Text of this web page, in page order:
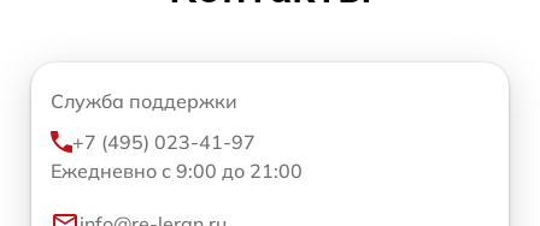
Служба поддержки
+7 (495) 023-41-97
Ежедневно с 9:00 до 21:00